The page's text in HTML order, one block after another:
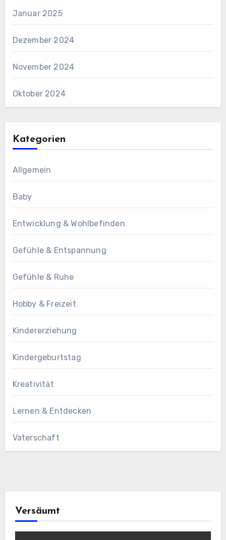
Januar 2025
Dezember 2024
November 2024
Oktober 2024
Kategorien
Allgemein
Baby
Entwicklung & Wohlbefinden
Gefühle & Entspannung
Gefühle & Ruhe
Hobby & Freizeit
Kindererziehung
Kindergeburtstag
Kreativität
Lernen & Entdecken
Vaterschaft
Versäumt